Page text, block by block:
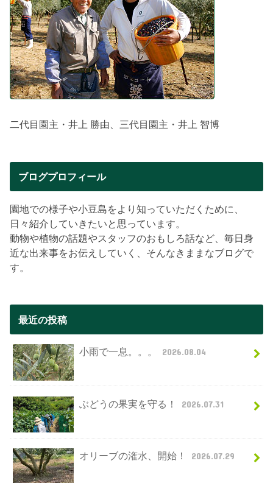
二代目園主・井上 勝由、三代目園主・井上 智博
ブログプロフィール
園地での様子や小豆島をより知っていただくために、
日々紹介していきたいと思っています。
動物や植物の話題やスタッフのおもしろ話など、毎日身
近な出来事をお伝えしていく、そんなきままなブログで
す。
最近の投稿
小雨で一息。。。 2026.08.04
ぶどうの果実を守る！ 2026.07.31
オリーブの潅水、開始！ 2026.07.29